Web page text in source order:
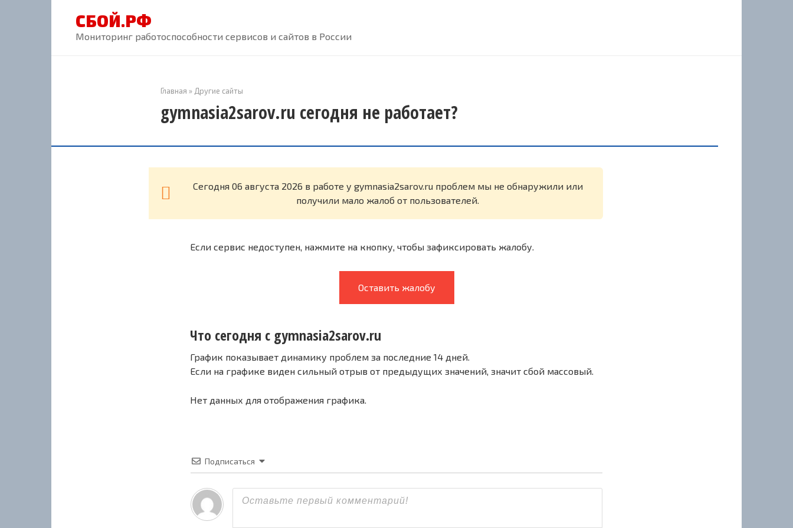
СБОЙ.РФ
Мониторинг работоспособности сервисов и сайтов в России
Главная » Другие сайты
gymnasia2sarov.ru сегодня не работает?
Cегодня 06 августа 2026 в работе у gymnasia2sarov.ru проблем мы не обнаружили или
получили мало жалоб от пользователей.
Если сервис недоступен, нажмите на кнопку, чтобы зафиксировать жалобу.
Оставить жалобу
Что сегодня с gymnasia2sarov.ru
График показывает динамику проблем за последние 14 дней.
Если на графике виден сильный отрыв от предыдущих значений, значит сбой массовый.
Нет данных для отображения графика.
Подписаться